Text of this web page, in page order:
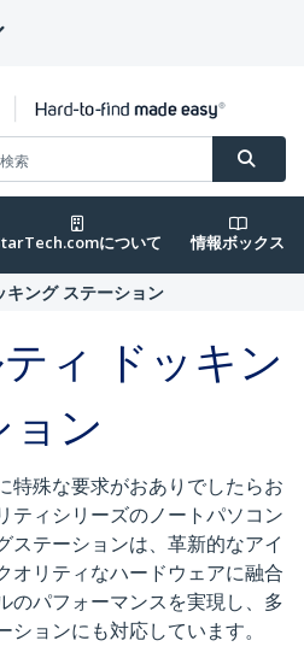
について 情報ボックス
キング ステーション
ィ ドッキン
ン
特殊な要求がおありでしたらお
ティシリーズのノートパソコン
ステーションは、革新的なアイ
オリティなハードウェアに融合
のパフォーマンスを実現し、多
ョンにも対応しています。